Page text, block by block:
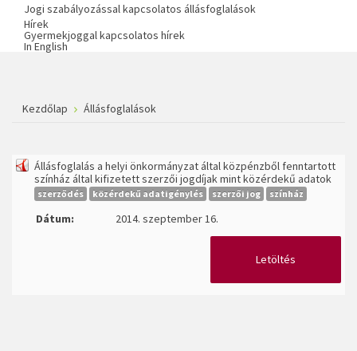
Jogi szabályozással kapcsolatos állásfoglalások
Hírek
Gyermekjoggal kapcsolatos hírek
In English
Kezdőlap Állásfoglalások
Állásfoglalás a helyi önkormányzat által közpénzből fenntartott
színház által kifizetett szerzői jogdíjak mint közérdekű adatok
szerződés közérdekű adatigénylés szerzői jog színház
Dátum: 2014. szeptember 16.
Letöltés